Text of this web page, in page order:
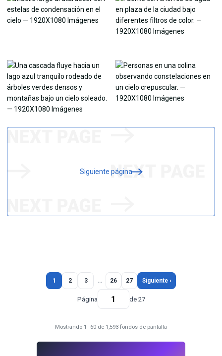
Siguiente página
1 2 3 … 26 27 Siguiente ›
Página de 27
Mostrando 1–60 de 1,593 fondos de pantalla